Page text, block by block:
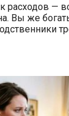
расходов —
Вы же